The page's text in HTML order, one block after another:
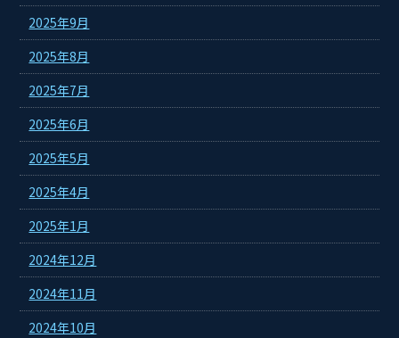
2025年9月
2025年8月
2025年7月
2025年6月
2025年5月
2025年4月
2025年1月
2024年12月
2024年11月
2024年10月